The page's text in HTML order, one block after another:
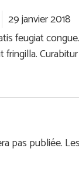
29 janvier 2018
feugiat
fringilla.
pas publiée.